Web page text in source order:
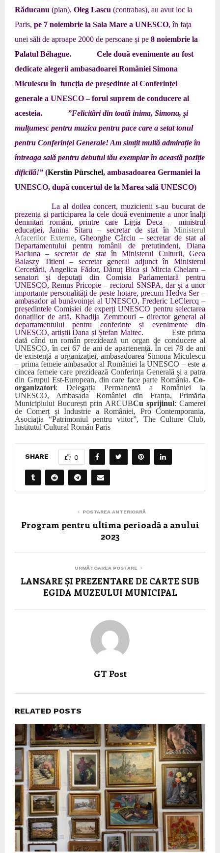
Răducanu (pian), Oleg Lascu (contrabas), au avut loc la
Paris, pe 7 noiembrie la Sala Mare a UNESCO, în faţa
unei săli de aproape 2000 de persoane și pe 8 noiembrie la
Palatul Béhague.
Cele două evenimente au fost
dedicate alegerii ambasadoarei României Simona
Miculescu în funcția de președinte al Conferinței
generale a UNESCO – forul suprem de conducere al
acesteia.
”Felicitări din toată inima, Simona, și
mulțumesc pentru muzica pentru pace care a setat tonul
pentru Conferinței Generale! Am simțit multă admirație în
întreaga sală pentru debutul tău exemplar în această poziție
dificilă!” (Kerstin Pürschel, ambasadoarea Germaniei la
UNESCO, după concertul de la Marea sală UNESCO)
La al doilea concert, muzicienii s-au bucurat de
prezenţa şi participarea la cele două evenimente a unor înalți
demnitari români, printre care Ligia Deca – ministrul
educației, Janina Sitaru – secretar de stat în Ministerul
Afacerilor Externe, Gheorghe Cârciu – secretar de stat al
Departamentului pentru românii de pretutindeni, Diana
Baciuna – secretar de stat în Ministerul Culturii, Geea
Balaszy Titieni – secretar general adjunct în Ministerul
Cercetării, Angelica Fădor, Dănuț Bica și Mircia Chelaru –
senatori și deputați din Comisia Parlamentară pentru
UNESCO, Remus Pricopie – rectorul SNSPA, dar și a unor
importante personalități de peste hotare, precum Hedva Ser –
ambasador al bunăvoinței al UNESCO, Frederic LeClercq –
președintele Comisiei de experți UNESCO pentru selectarea
donațiilor de artă, Khadija Zemmouri – director general al
departamentului pentru conferințe și evenimente din
UNESCO, artiștii Dana și Ștefan Maitec.
Este prima
dată când un român prezidează un organ de conducere al
UNESCO, în cei 67 de ani de apartenență. În cei 78 de ani
de existență a organizației, ambasadoarea Simona Miculescu
– prima femeie ambasador al României la UNESCO – este a
cincea femeie care prezidează Conferința Generală și a patra
din Grupul Est-European, din care face parte România. Co-
organizatori: Delegația Permanentă a României la
UNESCO, Ambasada României din Franța, Primăria
Municipiului București prin ARCUBCu sprijinul: Camerei
de Comerț și Industrie a României, Pro Contemporania,
Asociația “Patrimoniul pentru viitor”, The Culture Club,
Institutul Cultural Român Paris
SHARE 0
POSTAREA ANTERIOARĂ
Program pentru ultima perioadă a anului
2023
URMĂTOAREA POSTARE
LANSARE ȘI PREZENTARE DE CARTE SUB
EGIDA MUZEULUI MUNICIPAL
GT Post
RELATED POSTS